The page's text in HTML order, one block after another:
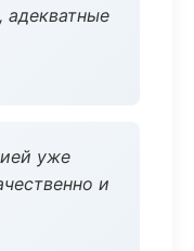
адекватные
уже
и